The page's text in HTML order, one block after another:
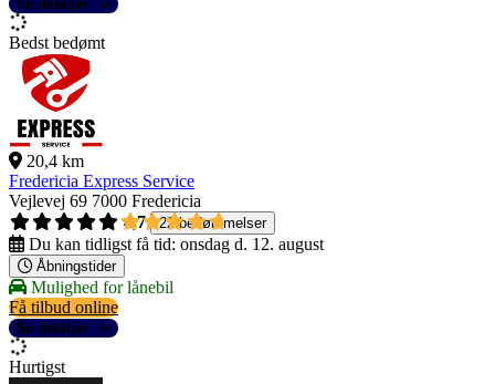
Se detaljer
Bedst bedømt
20,4 km
Fredericia Express Service
Vejlevej 69 7000 Fredericia
4,7
22 bedømmelser
Du kan tidligst få tid: onsdag d. 12. august
Åbningstider
Mulighed for lånebil
Få tilbud online
Se detaljer
Hurtigst